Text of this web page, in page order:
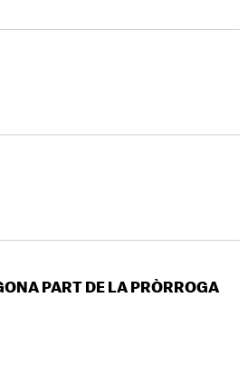
PART DE LA PRÒRROGA